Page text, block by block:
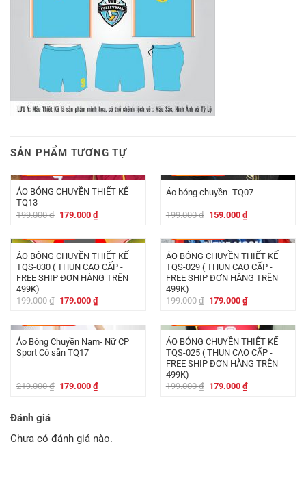
SẢN PHẨM TƯƠNG TỰ
ÁO BÓNG CHUYỀN THIẾT KẾ
TQ13
199.000₫ Giá
199.000 ₫.
179.000 ₫Giá
hiện
là:
179.000 ₫.
Áo bóng chuyền -TQ07
199.000₫ Giá
199.000 ₫.
159.000 ₫Giá
hiện
là:
159.000 ₫.
ÁO BÓNG CHUYỀN THIẾT KẾ
TQS-030 ( THUN CAO CẤP -
FREE SHIP ĐƠN HÀNG TRÊN
499K)
199.000₫ Giá
199.000 ₫.
179.000 ₫Giá
hiện
là:
179.000 ₫.
ÁO BÓNG CHUYỀN THIẾT KẾ
TQS-029 ( THUN CAO CẤP -
FREE SHIP ĐƠN HÀNG TRÊN
499K)
199.000₫ Giá
199.000 ₫.
179.000 ₫Giá
hiện
là:
179.000 ₫.
Áo Bóng Chuyền Nam- Nữ CP
Sport Có sẵn TQ17
219.000₫ Giá
179.000 ₫Giá
hiện
ÁO BÓNG CHUYỀN THIẾT KẾ
TQS-025 ( THUN CAO CẤP -
FREE SHIP ĐƠN HÀNG TRÊN
499K)
199.000₫ Giá
179.000 ₫Giá
hiện
Đánh giá
Chưa có đánh giá nào.